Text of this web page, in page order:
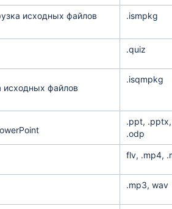
исходных файлов
.ismpkg
.quiz
исходных файлов
.isqmpkg
.ppt,
.odp
flv, .mp4,
.mp3, wav